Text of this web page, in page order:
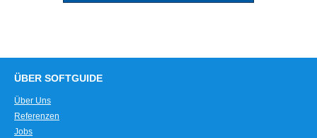
ÜBER SOFTGUIDE
Über Uns
Referenzen
Jobs